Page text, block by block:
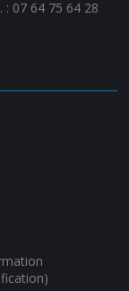
: 07 64 75 64 28